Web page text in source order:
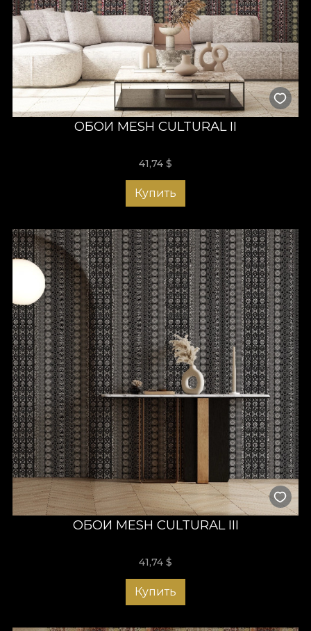
ОБОИ MESH CULTURAL II
41,74 $
Купить
ОБОИ MESH CULTURAL III
41,74 $
Купить